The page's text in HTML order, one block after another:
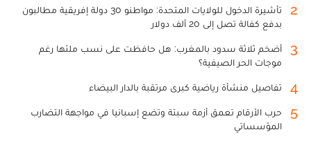
2
تأشيرة الدخول للولايات المتحدة: مواطنو 30 دولة إفريقية مطالبون
بدفع كفالة تصل إلى 20 ألف دولار
3
أضخم ثلاثة سدود بالمغرب: هل حافظت على نسب ملئها رغم
موجات الحر الصيفية؟
4 تفاصيل منشأة رياضية كبرى مرتقبة بالدار البيضاء
5
حرب الأرقام تعمق أزمة سبتة وتضع إسبانيا في مواجهة التضارب
المؤسساتي